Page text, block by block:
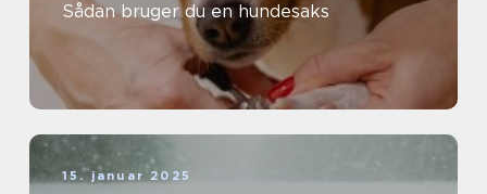
Sådan bruger du en hundesaks
15. januar 2025